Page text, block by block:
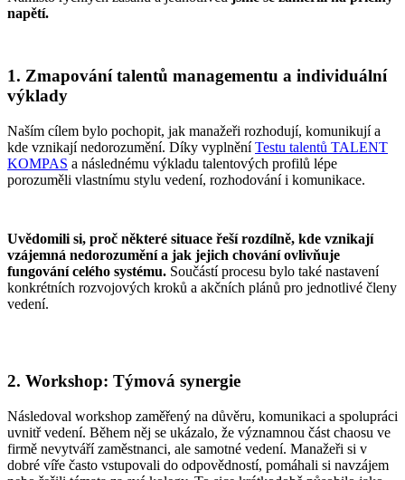
napětí.
1. Zmapování talentů managementu a individuální
výklady
Naším cílem bylo pochopit, jak manažeři rozhodují, komunikují a
kde vznikají nedorozumění. Díky vyplněníTestu talentů TALENT
KOMPAS a následnému výkladu talentových profilů lépe
porozuměli vlastnímu stylu vedení, rozhodování i komunikace.
Uvědomili si, proč některé situace řeší rozdílně, kde vznikají
vzájemná nedorozumění a jak jejich chování ovlivňuje
fungování celého systému. Součástí procesu bylo také nastavení
konkrétních rozvojových kroků a akčních plánů pro jednotlivé členy
vedení.
2. Workshop: Týmová synergie
Následoval workshop zaměřený na důvěru, komunikaci a spolupráci
uvnitř vedení. Během něj se ukázalo, že významnou část chaosu ve
firmě nevytváří zaměstnanci, ale samotné vedení. Manažeři si v
dobré víře často vstupovali do odpovědností, pomáhali si navzájem